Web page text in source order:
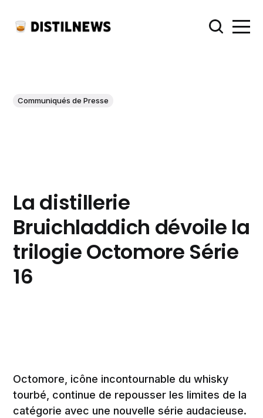
Communiqués de Presse
La distillerie
Bruichladdich dévoile la
trilogie Octomore Série
16
Octomore, icône incontournable du whisky
tourbé, continue de repousser les limites de la
catégorie avec une nouvelle série audacieuse.